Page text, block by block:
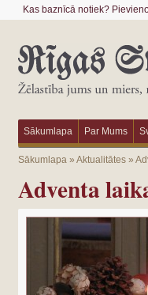
Kas baznīcā notiek?
Sākumlapa Par Mums
Sākumlapa» Aktualitātes»
Adventa